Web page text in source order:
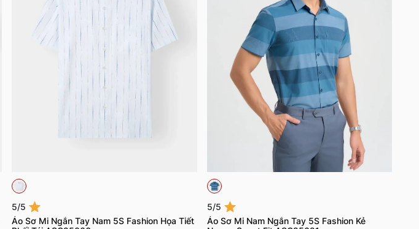
5/5
Áo Sơ Mi Ngắn Tay Nam 5S Fashion Họa Tiết
5/5
Áo Sơ Mi Nam Ngắn Tay 5S Fashion Kẻ